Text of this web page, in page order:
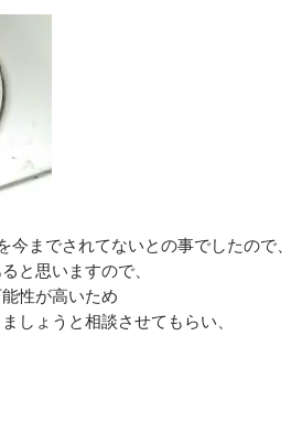
までされてないとの事でしたので、
と思いますので、
性が高いため
しょうと相談させてもらい、